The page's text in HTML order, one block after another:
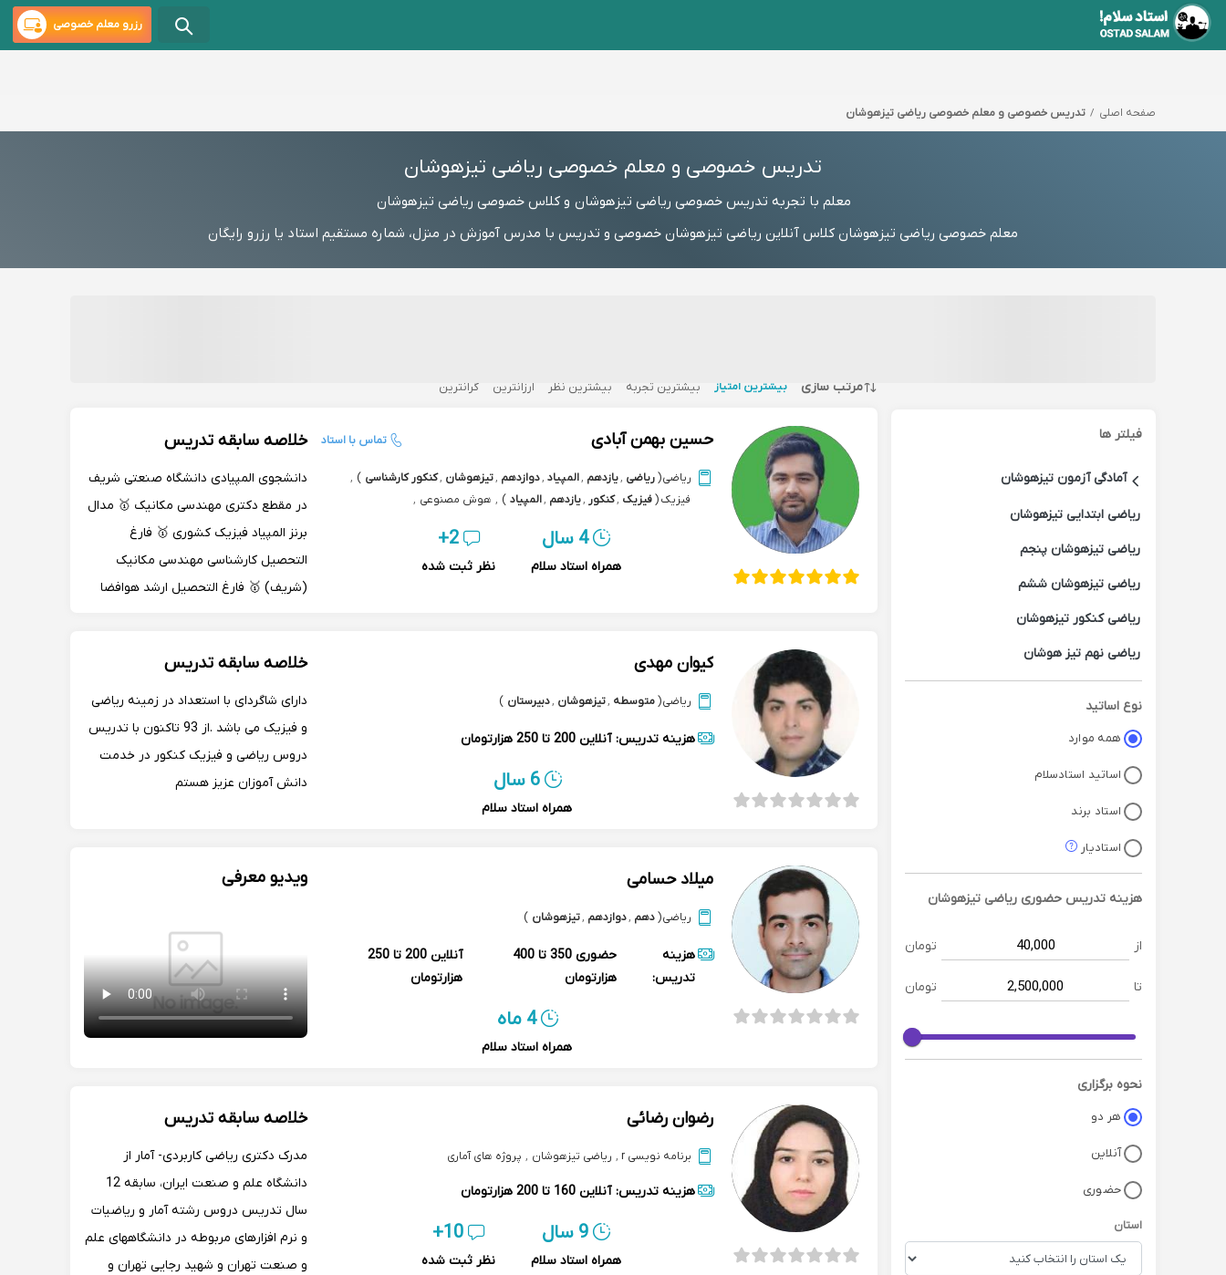
رزرو معلم خصوصی
صفحه اصلی تدریس خصوصی و معلم خصوصی ریاضی تیزهوشان
تدریس خصوصی و معلم خصوصی ریاضی تیزهوشان
معلم با تجربه تدریس خصوصی ریاضی تیزهوشان و کلاس خصوصی ریاضی تیزهوشان
معلم خصوصی ریاضی تیزهوشان کلاس آنلاین ریاضی تیزهوشان خصوصی و تدریس با مدرس آموزش در منزل، شماره مستقیم استاد یا رزرو رایگان
فیلتر ها
آمادگی آزمون تیزهوشان
ریاضی ابتدایی تیزهوشان
ریاضی تیزهوشان پنجم
ریاضی تیزهوشان ششم
ریاضی کنکور تیزهوشان
ریاضی نهم تیز هوشان
نوع اساتید
همه موارد
اساتید استادسلام
استاد برند
استادیار
هزینه تدریس حضوری ریاضی تیزهوشان
از تومان
تا تومان
نحوه برگزاری
هر دو
آنلاین
حضوری
استان
مرتب سازی بیشترین امتیاز بیشترین تجربه بیشترین نظر ارزانترین گرانترین
حسین بهمن آبادی تماس با استاد
ریاضی(ریاضی ,یازدهم ,المپیاد ,دوازدهم ,تیزهوشان ,کنکور کارشناسی )
,
فیزیک(فیزیک ,کنکور ,یازدهم ,المپیاد )
, هوش مصنوعی ,
4 سال
همراه استاد سلام
2+
نظر ثبت شده
خلاصه سابقه تدریس
دانشجوی المپیادی دانشگاه صنعتی شریف
در مقطع دکتری مهندسی مکانیک 🥇 مدال
برنز المپیاد فیزیک کشوری 🥇 فارغ
التحصیل کارشناسی مهندسی مکانیک
(شریف) 🥇 فارغ التحصیل ارشد هوافضا
تدریس دروس المپیاد و کنکور در مدارس
سمپاد و دانشگاه 🥇
کیوان مهدی
ریاضی(متوسطه ,تیزهوشان ,دبیرستان )
هزینه تدریس: آنلاین 200 تا 250 هزارتومان
6 سال
همراه استاد سلام
خلاصه سابقه تدریس
دارای شاگردای با استعداد در زمینه ریاضی
و فیزیک می باشد .از 93 تاکنون با تدریس
دروس ریاضی و فیزیک کنکور در خدمت
دانش آموزان عزیز هستم
میلاد حسامی
ریاضی(دهم ,دوازدهم ,تیزهوشان )
هزینه
تدریس:
حضوری
350 تا 400
هزارتومان
آنلاین
200 تا 250
هزارتومان
4 ماه
همراه استاد سلام
ویدیو معرفی
رضوان رضائی
برنامه نویسی r , ریاضی تیزهوشان , پروژه های آماری
هزینه تدریس: آنلاین 160 تا 200 هزارتومان
9 سال
همراه استاد سلام
10+
نظر ثبت شده
خلاصه سابقه تدریس
مدرک دکتری ریاضی کاربردی- آمار از
دانشگاه علم‌ و صنعت ایران، سابقه 12
سال تدریس دروس رشته آمار و ریاضیات
و نرم افزارهای مربوطه در دانشگاههای علم
و صنعت تهران و شهید رجایی تهران و